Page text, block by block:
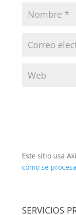
Este sitio usa
cómo se
SERVICIOS